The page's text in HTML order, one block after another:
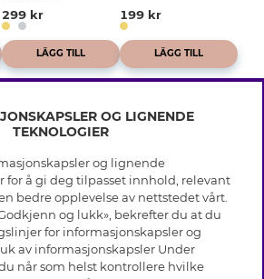
299 kr
LÄGG TILL
199 kr
LÄGG TILL
INFO
Vilkår
Personvern
Cookies
Medlemsvilkår
OM GLITTER
Black Friday
Våre butikker
HJELP
OG LIGNENDE
TEKNOLOGIER
og lignende
for å gi deg tilpasset innhold, relevant
bedre opplevelse av nettstedet vårt.
og lukk», bekrefter du at du
for informasjonskapsler og
av informasjonskapsler Under
når som helst kontrollere hvilke